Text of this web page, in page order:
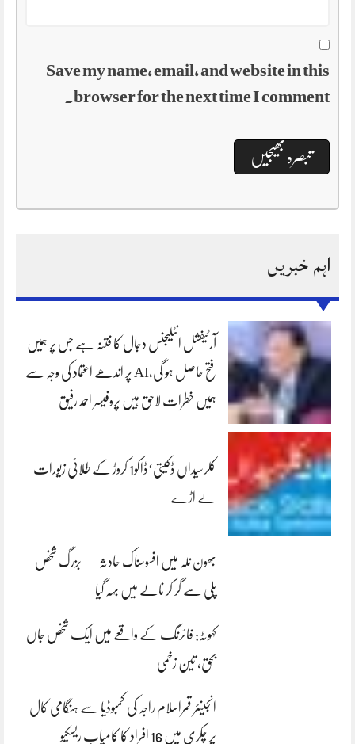
Save my name, email, and website in this
browser for the next time I comment.
اہم خبریں
آرٹیفشل انٹلیجنس دجال کا فتنہ ہے جس پر ہمیں
فتح حاصل ہو گی،AI پر اندھے اعتماد کی وجہ سے
ہمیں خطرات لاحق ہیں پروفیسر احمد رفیق
کلرسیداں ڈکیتی‘ڈاکو1 کروڑ کے طلائی زیورات
لے اڑے
بھون نلہ میں افسوسناک حادثہ — بزرگ شخص
پلی سے گر کر نالے میں بہہ گیا
کہوٹہ: فائرنگ کے واقعے میں ایک شخص جاں
بحق، تین زخمی
انجینئر قمراسلام راجہ کی کمبوڈیا سے ہنگامی کال
پر چکری میں 16 افراد کا کامیاب ریسکیو